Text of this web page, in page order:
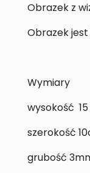
Obrazek z
Obrazek
Wymiary
wysokość
szerokość
grubość